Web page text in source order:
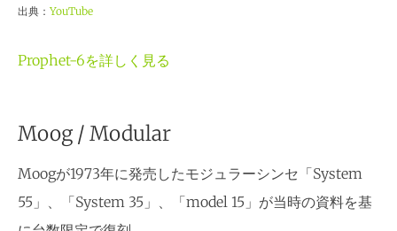
出典： YouTube
Prophet-6を詳しく見る
Moog / Modular
Moogが1973年に発売したモジュラーシンセ「System
55」、「System 35」、「model 15」が当時の資料を基